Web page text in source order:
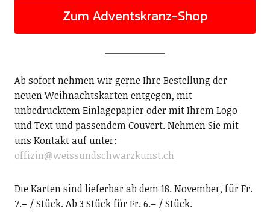
Zum Adventskranz-Shop
Ab sofort nehmen wir gerne Ihre Bestellung der
neuen Weihnachtskarten entgegen, mit
unbedrucktem Einlagepapier oder mit Ihrem Logo
und Text und passendem Couvert. Nehmen Sie mit
uns Kontakt auf unter:
offizin@weissundschwarzkunst.ch
Die Karten sind lieferbar ab dem 18. November, für Fr.
7.– / Stück. Ab 3 Stück für Fr. 6.– / Stück.